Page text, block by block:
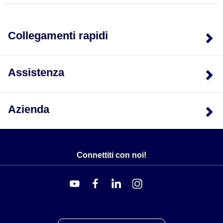
l'impugnatura OMEGA HDX oppure può essere
permanentemente con raccordi a compressione
OMEGALOK.
Collegamenti rapidi
Assistenza
Azienda
Connettiti con noi!